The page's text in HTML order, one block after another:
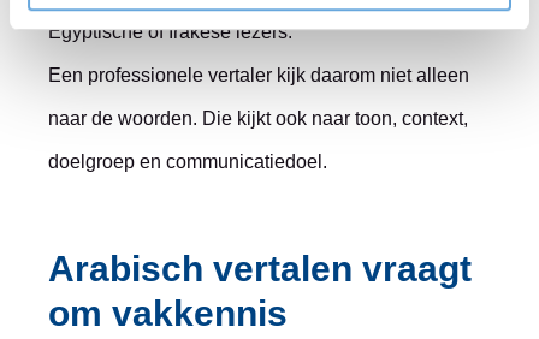
Egyptische of Irakese lezers.
Een professionele vertaler kijk daarom niet alleen
naar de woorden. Die kijkt ook naar toon, context,
doelgroep en communicatiedoel.
Arabisch vertalen vraagt
om vakkennis